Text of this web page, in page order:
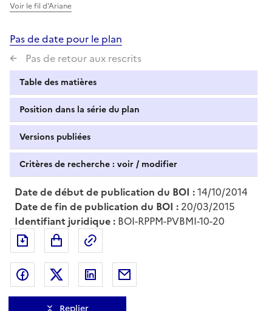
Voir le fil d'Ariane
Pas de date pour le plan
Pas de retour aux rescrits
Table des matières
Position dans la série du plan
Versions publiées
Critères de recherche : voir / modifier
Date de début de publication du BOI :14/10/2014
Date de fin de publication du BOI : 20/03/2015
Identifiant juridique : BOI-RPPM-PVBMI-10-20
Exporter le document au format pdf
Partager sur Facebook
Partager sur Twitter
Partager sur LinkedIn